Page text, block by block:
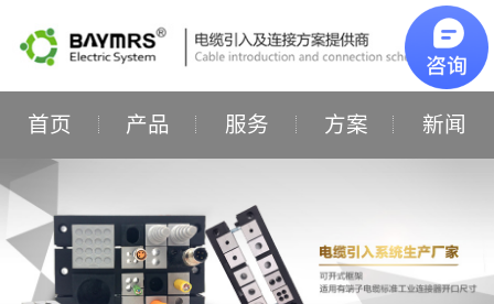
首页 产品 服务 方案 新闻